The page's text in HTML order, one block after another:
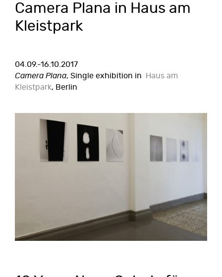
Camera Plana in Haus am
Kleistpark
04.09.-16.10.2017
Camera Plana, Single exhibition in Haus am
Kleistpark, Berlin